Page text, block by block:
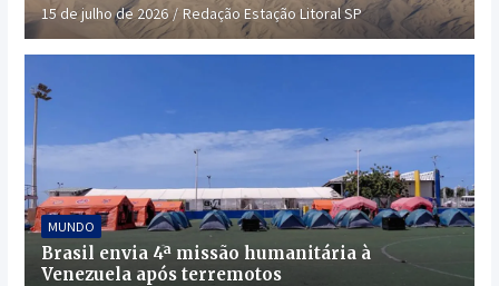
15 de julho de 2026 Redação Estação Litoral SP
MUNDO
Brasil envia 4ª missão humanitária à
Venezuela após terremotos